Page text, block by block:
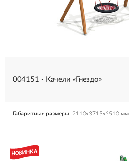
004151 - Качели «Гнездо»
Габаритные размеры: 2110x3715x2510 мм